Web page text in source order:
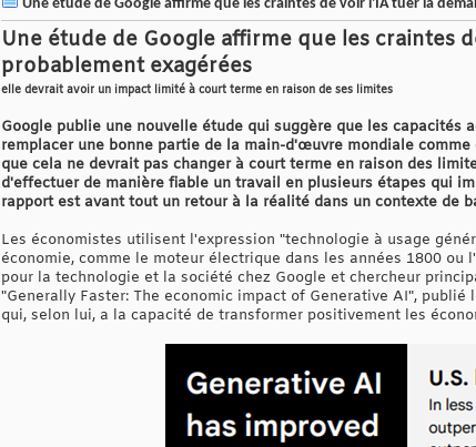
Une étude de Google affirme que les craintes de voir l'IA tuer la
Une étude de Google affirme que les
probablement exagérées
elle devrait avoir un impact limité à court terme en raison de ses limites
Google publie une nouvelle étude qui suggère que les
remplacer une bonne partie de la main-d'œuvre mondiale
que cela ne devrait pas changer à court terme en raison des
d'effectuer de manière fiable un travail en plusieurs étapes qui
rapport est avant tout un retour à la réalité dans un contexte de
Les économistes utilisent l'expression "technologie à usage
économie, comme le moteur électrique dans les années 1800
pour la technologie et la société chez Google et chercheur
"Generally Faster: The economic impact of Generative AI",
qui, selon lui, a la capacité de transformer positivement les